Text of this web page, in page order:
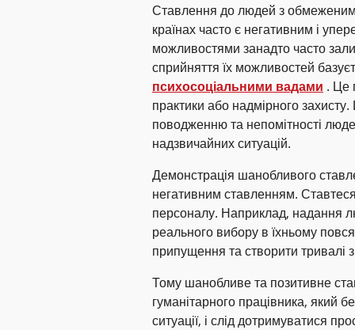
Ставлення до людей з
країнах часто є негативним і
можливостями занадто часто
сприйняття їх можливостей
психосоціальними вадами . Це
практики або надмірного
поводженню та непомітності
надзвичайних ситуацій.
Демонстрація шанобливого
негативним ставленням. Ставтеся
персоналу. Наприклад, надання
реального вибору в їхньому
припущення та створити тривалі
Тому шанобливе та позитивне
гуманітарного працівника, який
ситуації, і слід дотримуватися